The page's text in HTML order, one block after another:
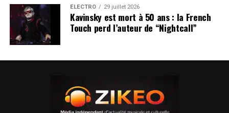
ÉLECTRO 29 juillet 2026
Kavinsky est mort à 50 ans : la French
Touch perd l’auteur de “Nightcall”